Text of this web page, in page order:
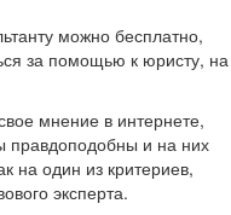
можно бесплатно,
за помощью к юристу, на
мнение в интернете,
правдоподобны и на них
на один из критериев,
эксперта.